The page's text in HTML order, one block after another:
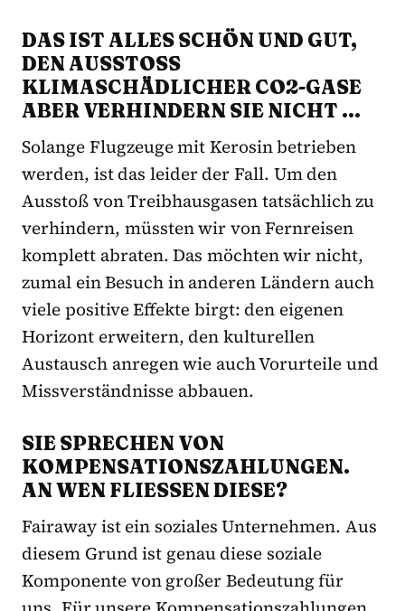
DAS IST ALLES SCHÖN UND GUT,
DEN AUSSTOSS K
LIMASCHÄDLICHER CO2-GASE A
BER VERHINDERN SIE NICHT …
Solange Flugzeuge mit Kerosin betrieben
werden, ist das leider der Fall. Um den
Ausstoß von Treibhausgasen tatsächlich zu
verhindern, müssten wir von Fernreisen
komplett abraten. Das möchten wir nicht,
zumal ein Besuch in anderen Ländern auch
viele positive Effekte birgt: den eigenen
Horizont erweitern, den kulturellen
Austausch anregen wie auch Vorurteile und
Missverständnisse abbauen.
SIE SPRECHEN VON
KOMPENSATIONSZAHLUNGEN.
AN WEN FLIESSEN DIESE?
Fairaway ist ein soziales Unternehmen. Aus
diesem Grund ist genau diese soziale
Komponente von großer Bedeutung für